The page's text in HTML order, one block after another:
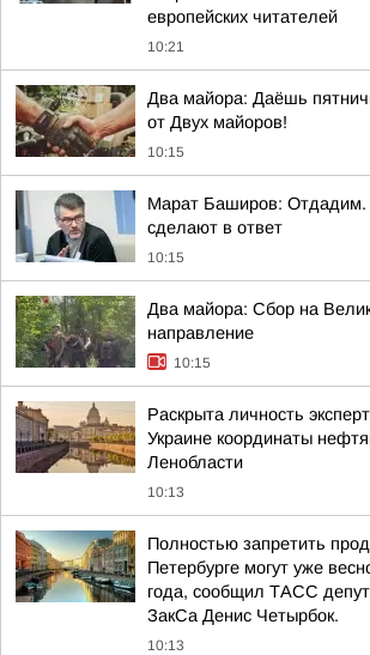
европейских читателей
10:21
Два майора: Даёшь
от Двух майоров!
10:15
Марат Баширов:
сделают в ответ
10:15
Два майора: Сбор на
направление
10:15
Раскрыта личность
Украине координаты
Ленобласти
10:13
Полностью запретить
Петербурге могут уже
года, сообщил ТАСС
ЗакСа Денис Четырбок.
10:13